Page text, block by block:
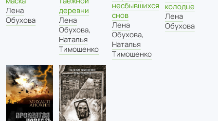
Лена
Обухова
деревни
Лена
Обухова,
Наталья
Тимошенко
несбывшихся
снов
Лена
Обухова,
Наталья
Тимошенко
колодце
Лена
Обухова